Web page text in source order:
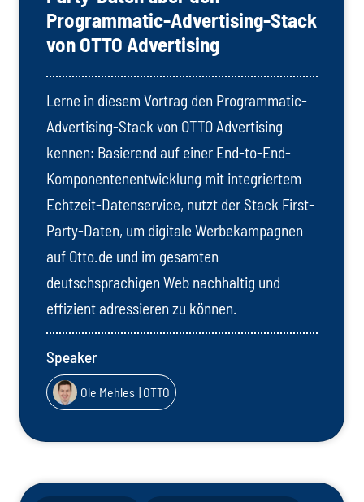
Programmatic-Advertising-Stack
von OTTO Advertising
Lerne in diesem Vortrag den Programmatic-
Advertising-Stack von OTTO Advertising
kennen: Basierend auf einer End-to-End-
Komponentenentwicklung mit integriertem
Echtzeit-Datenservice, nutzt der Stack First-
Party-Daten, um digitale Werbekampagnen
auf Otto.de und im gesamten
deutschsprachigen Web nachhaltig und
effizient adressieren zu können.
Speaker
Ole Mehles | OTTO